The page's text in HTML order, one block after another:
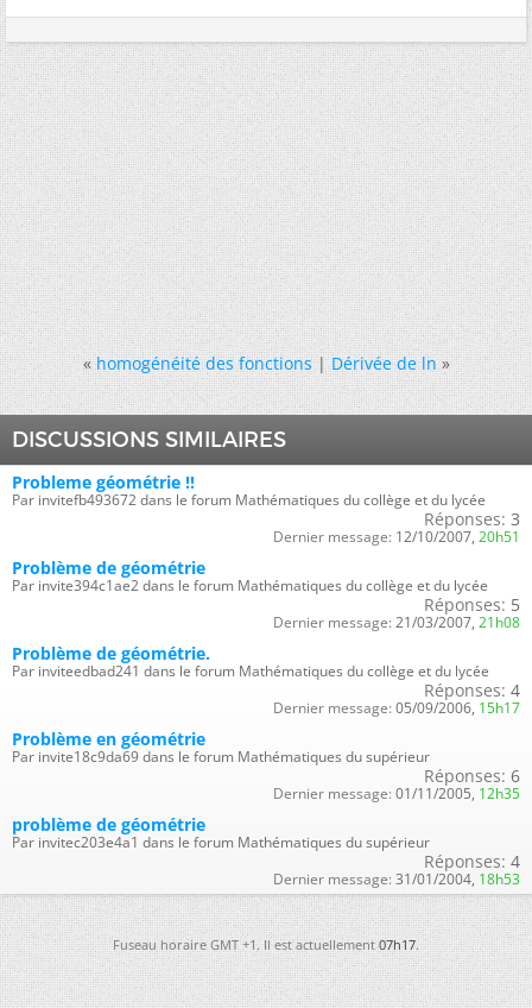
« homogénéité des fonctions|Dérivée de ln »
DISCUSSIONS SIMILAIRES
Probleme géométrie !!
Par invitefb493672 dans le forum Mathématiques du collège et du lycée
Réponses: 3
Dernier message: 12/10/2007, 20h51
Problème de géométrie
Par invite394c1ae2 dans le forum Mathématiques du collège et du lycée
Réponses: 5
Dernier message: 21/03/2007, 21h08
Problème de géométrie.
Par inviteedbad241 dans le forum Mathématiques du collège et du lycée
Réponses: 4
Dernier message: 05/09/2006, 15h17
Problème en géométrie
Par invite18c9da69 dans le forum Mathématiques du supérieur
Réponses: 6
Dernier message: 01/11/2005, 12h35
problème de géométrie
Par invitec203e4a1 dans le forum Mathématiques du supérieur
Réponses: 4
Dernier message: 31/01/2004, 18h53
Fuseau horaire GMT +1. Il est actuellement07h17.